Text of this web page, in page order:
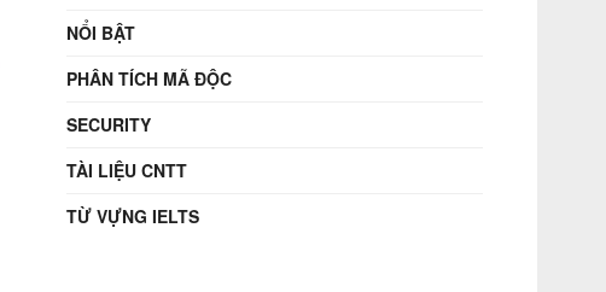
NỔI BẬT
PHÂN TÍCH MÃ ĐỘC
SECURITY
TÀI LIỆU CNTT
TỪ VỰNG IELTS